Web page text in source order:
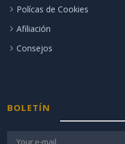
Polícas de Cookies
Afiliación
Consejos
BOLETÍN